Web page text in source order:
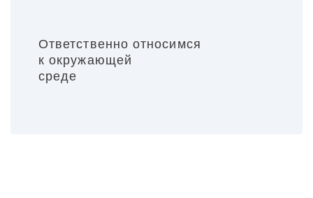
Ответственно относимся
к окружающей
среде